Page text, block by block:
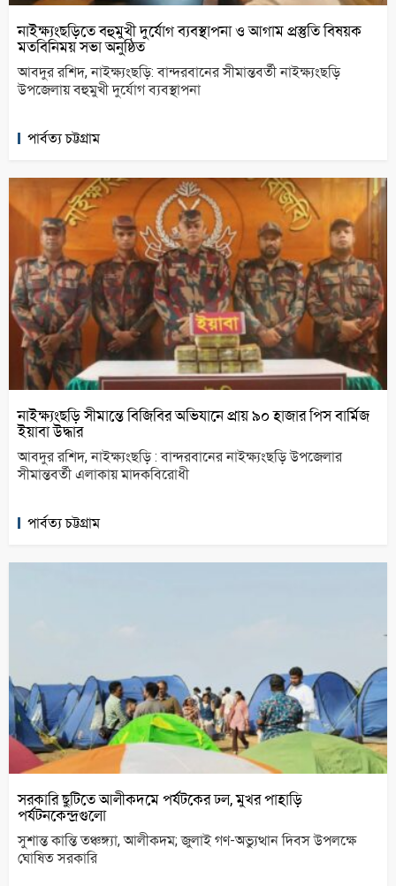
নাইক্ষ্যংছড়িতে বহুমুখী দুর্যোগ ব্যবস্থাপনা ও আগাম প্রস্তুতি বিষয়ক
মতবিনিময় সভা অনুষ্ঠিত
আবদুর রশিদ, নাইক্ষ্যংছড়ি: বান্দরবানের সীমান্তবর্তী নাইক্ষ্যংছড়ি
উপজেলায় বহুমুখী দুর্যোগ ব্যবস্থাপনা
পার্বত্য চট্টগ্রাম
নাইক্ষ্যংছড়ি সীমান্তে বিজিবির অভিযানে প্রায় ৯০ হাজার পিস বার্মিজ
ইয়াবা উদ্ধার
আবদুর রশিদ, নাইক্ষ্যংছড়ি : বান্দরবানের নাইক্ষ্যংছড়ি উপজেলার
সীমান্তবর্তী এলাকায় মাদকবিরোধী
পার্বত্য চট্টগ্রাম
সরকারি ছুটিতে আলীকদমে পর্যটকের ঢল, মুখর পাহাড়ি
পর্যটনকেন্দ্রগুলো
সুশান্ত কান্তি তঞ্চঙ্গ্যা, আলীকদম; জুলাই গণ-অভ্যুত্থান দিবস উপলক্ষে
ঘোষিত সরকারি